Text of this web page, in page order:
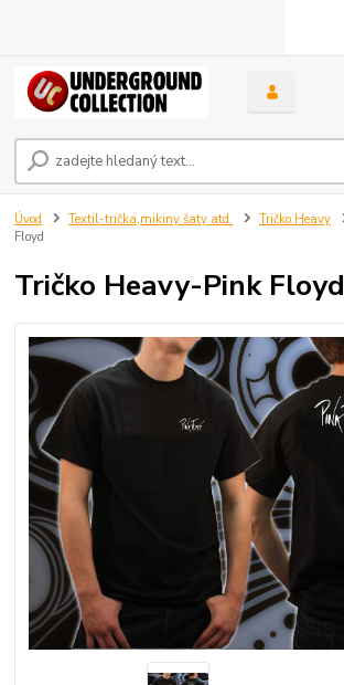
Úvod Textil-trička,mikiny šaty atd. Tričko Heavy
Floyd
Tričko Heavy-Pink Floyd